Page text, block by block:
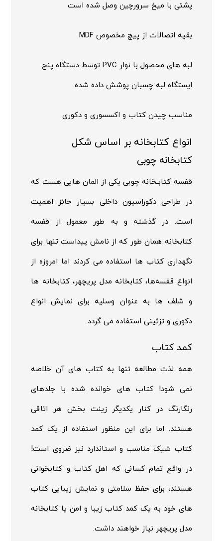
پشتی با میخ سرورچین وصل شده است
بقیه اتصالات از پیچ مخصوص MDF
لبه های محصول با نوار PVC توسط دستگاه پنج
ایستگاه لبه چسبان پوشش داده شده
مناسب چیدن کتاب و اکسسوری و دکوری
انواع کتابخانه بر اساس شکل
کتابخانه چوبی
قفسه کتابـخانه چوبی یکی از المان هایی هست که
در طراحی دکوراسیون داخلی بسیار حائز اهمیت
است. در گذشته و به طور معمول از قفسه
کتابخانه همان طور که از نامش پیداست تنها برای
نگهداری کتاب ها استفاده می کردند اما امروزه از
انواع قفسه‌ها، کتابخانه مدل پریچهر، کتابخانه ها
و شلف ها به عنوان وسلیه برای نمایش انواع
دکوری و تزئینی استفاده می گردد.
کمد کتاب
همه لذت مطالعه تنها به کتاب های آن خلاصه
نمی شود! کتاب های خوانده شده با جلدهای
رنگارنگ در کنار یکدیگر زینت بخش هر اتاقی
هستند. اما برای این منظور استفاده از یک کمد
کتاب شیک مناسب و استاندارد نیز ضروی است!
در واقع تمام کسانی که اهل کتاب و کتابخوانی
هستند، برای حفظ سلامتی و نمایش زیبایی کتاب
های خود به یک کمد کتاب زیبا و امن یا کتابخانه
مدل پریچهر نیاز خواهند داشت.